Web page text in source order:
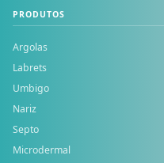
PRODUTOS
Argolas
Labrets
Umbigo
Nariz
Septo
Microdermal